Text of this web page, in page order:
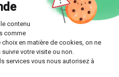
de soutien
formules offertes
soit un suivi continu sur